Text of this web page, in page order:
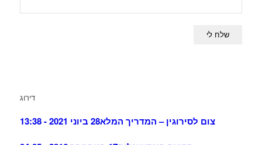
דירוג
צום לסירוגין – המדריך המלא28 ביוני 2021 - 13:38